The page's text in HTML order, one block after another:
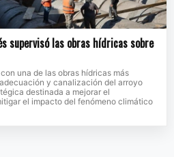
supervisó las obras hídricas sobre
una de las obras hídricas más
y canalización del arroyo
destinada a mejorar el
el impacto del fenómeno climático